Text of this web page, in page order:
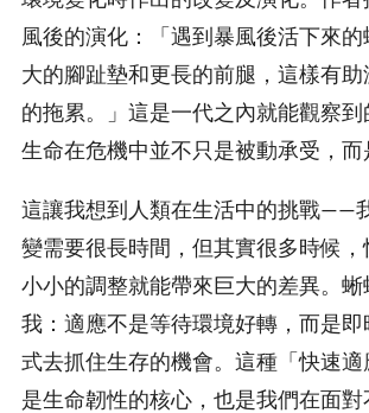
風後的演化：「遇到暴風後活下來
大的腳趾墊和更長的前腿，這樣有
的拖累。」這是一代之內就能觀察
生命在危機中並不只是被動承受，而
這讓我想到人類在生活中的挑戰——
變需要很長時間，但其實很多時候
小小的調整就能帶來巨大的差異。
我：適應不是等待環境好轉，而是
式去抓住生存的機會。這種「快速
是生命韌性的核心，也是我們在面